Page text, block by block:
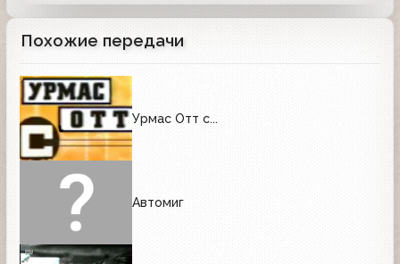
Похожие передачи
Урмас Отт с...
Автомиг